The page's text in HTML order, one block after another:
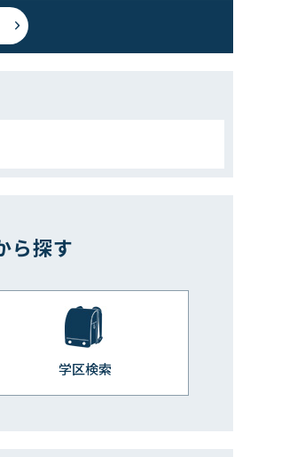
ら探す
学区検索